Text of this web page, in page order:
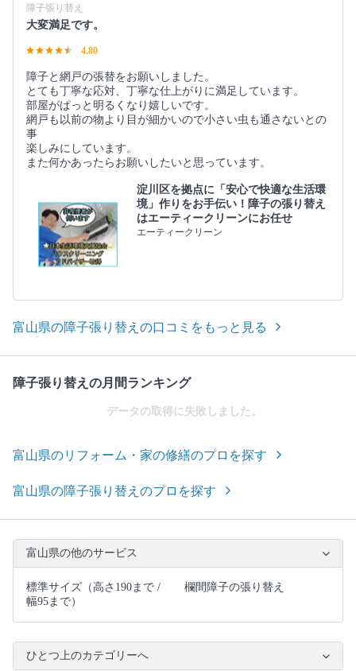
障子張り替え
大変満足です。
4.80
障子と網戸の張替をお願いしました。
とても丁寧な応対、丁寧な仕上がりに満足しています。
部屋がぱっと明るくなり嬉しいです。
網戸も以前の物より目が細かいので小さい虫も通さないとの
事
楽しみにしています。
また何かあったらお願いしたいと思っています。
淀川区を拠点に「安心で快適な生活環
境」作りをお手伝い！障子の張り替え
はエーティークリーンにお任せ
エーティークリーン
富山県の障子張り替えの口コミをもっと見る
障子張り替えの月間ランキング
データの取得に失敗しました。
富山県のリフォーム・家の修繕のプロを探す
富山県の障子張り替えのプロを探す
富山県の他のサービス
標準サイズ（高さ190まで /
幅95まで）
欄間障子の張り替え
ひとつ上のカテゴリーへ